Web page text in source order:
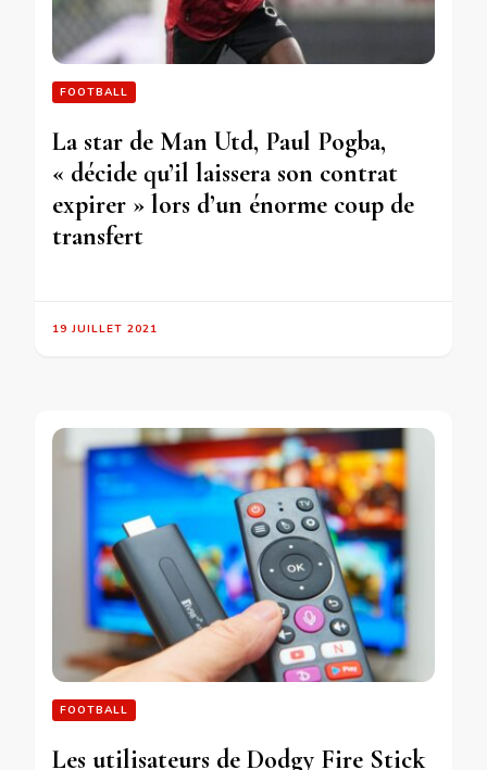
FOOTBALL
La star de Man Utd, Paul Pogba,
« décide qu’il laissera son contrat
expirer » lors d’un énorme coup de
transfert
19 JUILLET 2021
FOOTBALL
Les utilisateurs de Dodgy Fire Stick